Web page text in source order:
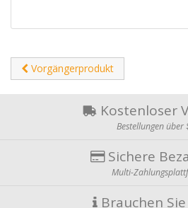
Vorgängerprodukt
Kostenloser
Bestellungen über
Sichere
Multi-
Brauchen Sie